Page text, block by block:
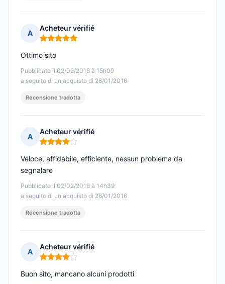
A
Acheteur vérifié
Nota: 5 su 5
Pubblicato il 02/02/2016 à 15h09
a seguito di un acquisto di 28/01/2016
Ottimo sito
Recensione tradotta
A
Acheteur vérifié
Nota: 4 su 5
Pubblicato il 02/02/2016 à 14h39
a seguito di un acquisto di 26/01/2016
Veloce, affidabile, efficiente, nessun problema da
segnalare
Recensione tradotta
A
Acheteur vérifié
Nota: 4 su 5
Buon sito, mancano alcuni prodotti